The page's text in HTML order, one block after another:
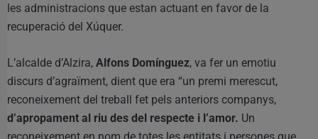
les administracions que estan actuant en favor de la
recuperació del Xúquer.
L’alcalde d’Alzira, Alfons Domínguez, va fer un emotiu
discurs d’agraïment, dient que era “un premi merescut,
reconeixement del treball fet pels anteriors companys,
d’apropament al riu des del respecte i l’amor. Un
reconeixement en nom de totes les entitats i persones que